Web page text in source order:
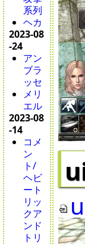
系列
ヘカ
2023-08
-24
アン
ブラ
ッセ
メリ
エル
2023-08
-14
コメ
ン
ト/
ヘビ
ート
リッ
クア
ンド
トリ